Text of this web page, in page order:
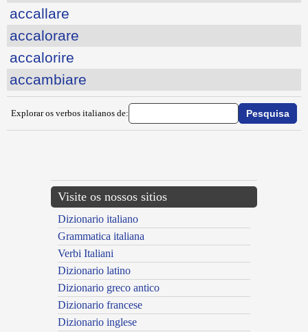
accallare
accalorare
accalorire
accambiare
Explorar os verbos italianos de:
Visite os nossos sitios
Dizionario italiano
Grammatica italiana
Verbi Italiani
Dizionario latino
Dizionario greco antico
Dizionario francese
Dizionario inglese